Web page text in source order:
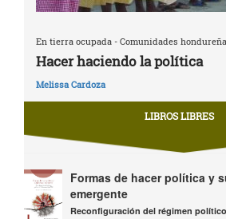
En tierra ocupada - Comunidades
Hacer haciendo la política
Melissa Cardoza
LIBROS LIBRES
Formas de hacer política y
emergente
Reconfiguración del régimen